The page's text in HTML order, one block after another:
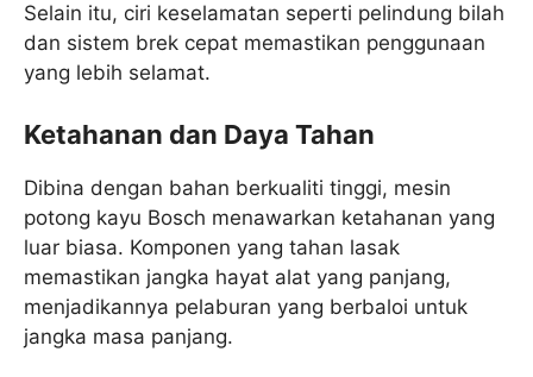
Selain itu, ciri keselamatan seperti pelindung bilah
dan sistem brek cepat memastikan penggunaan
yang lebih selamat.
Ketahanan dan Daya Tahan
Dibina dengan bahan berkualiti tinggi, mesin
potong kayu Bosch menawarkan ketahanan yang
luar biasa. Komponen yang tahan lasak
memastikan jangka hayat alat yang panjang,
menjadikannya pelaburan yang berbaloi untuk
jangka masa panjang.